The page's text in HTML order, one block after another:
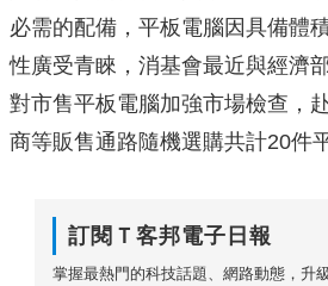
必需的配備，平板電腦因具備體
性廣受青睞，消基會最近與經濟
對市售平板電腦加強市場檢查，
商等販售通路隨機選購共計20件
訂閱Ｔ客邦電子日報
掌握最熱門的科技話題、網路動態，升